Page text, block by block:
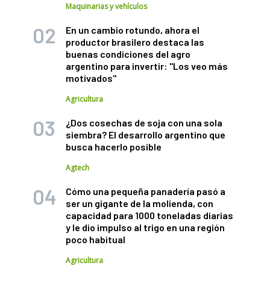
Maquinarias y vehículos
En un cambio rotundo, ahora el
productor brasilero destaca las
buenas condiciones del agro
argentino para invertir: "Los veo más
motivados"
Agricultura
¿Dos cosechas de soja con una sola
siembra? El desarrollo argentino que
busca hacerlo posible
Agtech
Cómo una pequeña panadería pasó a
ser un gigante de la molienda, con
capacidad para 1000 toneladas diarias
y le dio impulso al trigo en una región
poco habitual
Agricultura